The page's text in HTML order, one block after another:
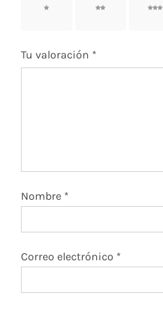
1 de 5
2 de 5
3 de 5
Tu valoración *
Nombre *
Correo electrónico *